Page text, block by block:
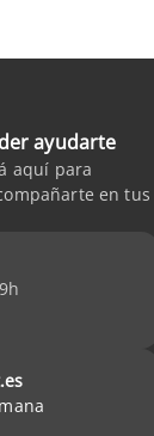
ayudarte
aquí para
en tus